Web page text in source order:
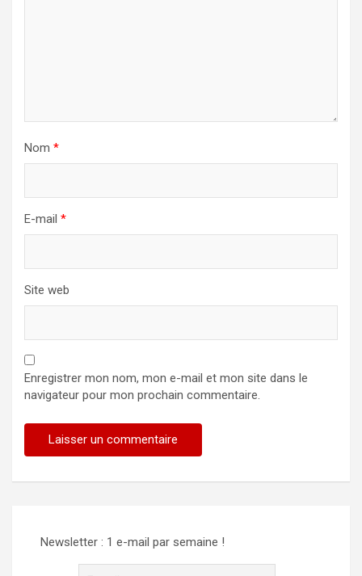
Nom *
E-mail *
Site web
Enregistrer mon nom, mon e-mail et mon site dans le
navigateur pour mon prochain commentaire.
Newsletter : 1 e-mail par semaine !